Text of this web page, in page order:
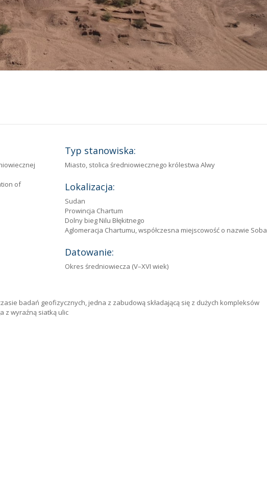
of
Typ stanowiska:
Miasto, stolica średniowiecznego królestwa Alwy
Lokalizacja:
Sudan
Prowincja Chartum
Dolny bieg Nilu Błękitnego
Aglomeracja Chartumu, współczesna miejscowość o nazwie Soba
Datowanie:
Okres średniowiecza (V–XVI wiek)
badań geofizycznych, jedna z zabudową składającą się z dużych kompleksów
z wyraźną siatką ulic